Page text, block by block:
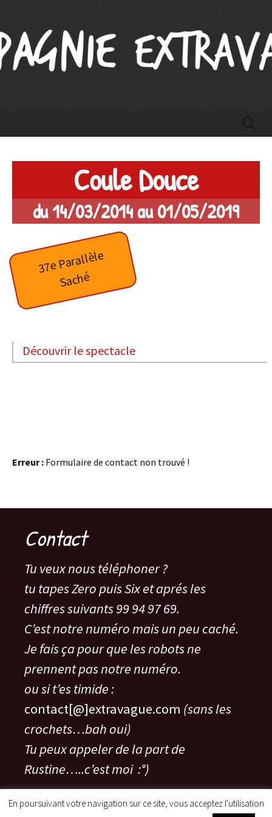
Compagnie Extravague
Coule Douce
du 14/03/2014 au 01/05/2019
37e Parallèle
Saché
Découvrir le spectacle
Erreur : Formulaire de contact non trouvé !
Contact
Tu veux nous téléphoner ?
tu tapes Zero puis Six et aprés les
chiffres suivants 99 94 97 69.
C’est notre numéro mais un peu caché.
Je fais ça pour que les robots ne
prennent pas notre numéro.
ou si t’es timide :
contact[@]extravague.com (sans les
crochets…bah oui)
Tu peux appeler de la part de
Rustine…..c’est moi :°)
En poursuivant votre navigation sur ce site, vous acceptez l'utilisation